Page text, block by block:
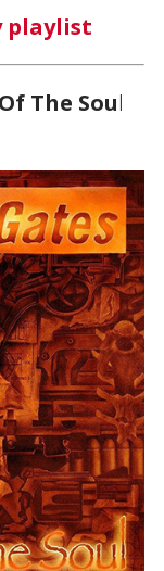
playlist
The Soul